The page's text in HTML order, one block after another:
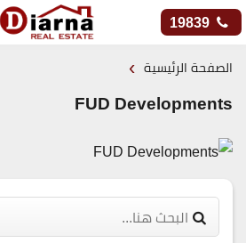
19839
الصفحة الرئيسية ›
FUD Developments